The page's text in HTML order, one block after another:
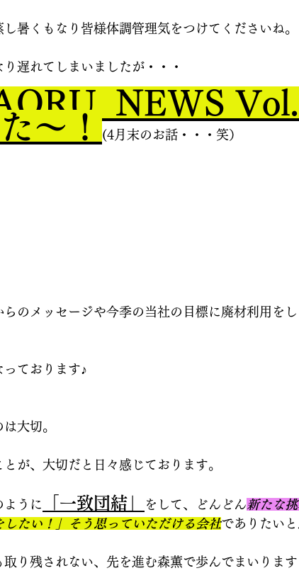
暑くもなり皆様体調管理気をつけてくださいね。
遅れてしまいましたが・・・
NEWS
〜！ (4月末のお話・・・笑）
らのメッセージや今季の当社の目標に廃材利用を
ております♪
大切。
が、大切だと日々感じております。
ように 「一致団結」 をして、どんどん新たな
たい！」そう思っていただける会社でありたい
り残されない、先を進む森薫で歩んでまいりま